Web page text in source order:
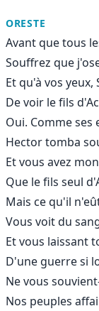
ORESTE
Avant que tous
Souffrez que
Et qu'à vos
De voir le fils
Oui. Comme
Hector tomba
Et vous avez
Que le fils seul
Mais ce qu'il
Vous voit du
Et vous laissant
D'une guerre si
Ne vous
Nos peuples